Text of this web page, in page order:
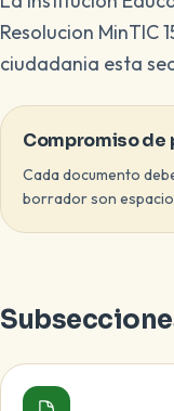
Resolucion MinTIC
ciudadania esta
Compromiso de
Cada documento
borrador son